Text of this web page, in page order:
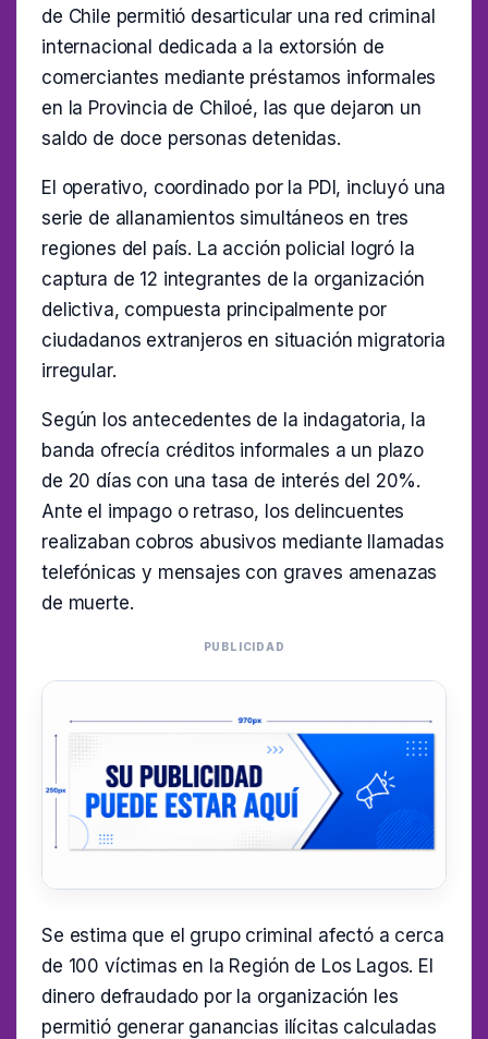
de Chile permitió desarticular una red criminal
internacional dedicada a la extorsión de
comerciantes mediante préstamos informales
en la Provincia de Chiloé, las que dejaron un
saldo de doce personas detenidas.
El operativo, coordinado por la PDI, incluyó una
serie de allanamientos simultáneos en tres
regiones del país. La acción policial logró la
captura de 12 integrantes de la organización
delictiva, compuesta principalmente por
ciudadanos extranjeros en situación migratoria
irregular.
Según los antecedentes de la indagatoria, la
banda ofrecía créditos informales a un plazo
de 20 días con una tasa de interés del 20%.
Ante el impago o retraso, los delincuentes
realizaban cobros abusivos mediante llamadas
telefónicas y mensajes con graves amenazas
de muerte.
PUBLICIDAD
Se estima que el grupo criminal afectó a cerca
de 100 víctimas en la Región de Los Lagos. El
dinero defraudado por la organización les
permitió generar ganancias ilícitas calculadas